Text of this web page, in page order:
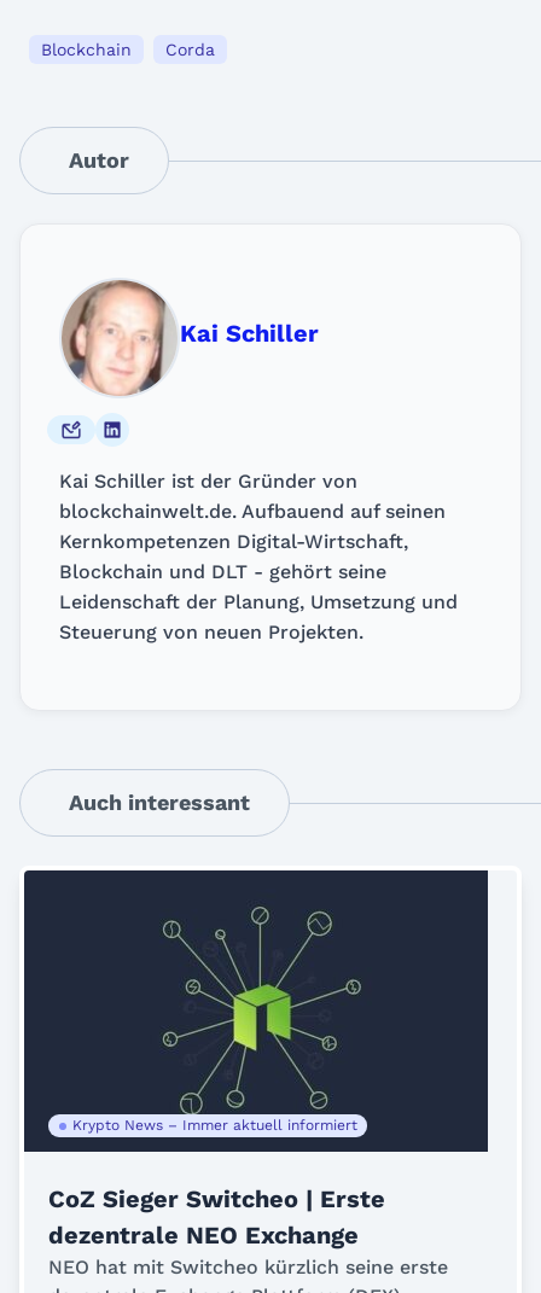
Blockchain Corda
Autor
Kai Schiller
Kai Schiller ist der Gründer von
blockchainwelt.de. Aufbauend auf seinen
Kernkompetenzen Digital-Wirtschaft,
Blockchain und DLT - gehört seine
Leidenschaft der Planung, Umsetzung und
Steuerung von neuen Projekten.
Auch interessant
Krypto News – Immer aktuell informiert
CoZ Sieger Switcheo | Erste
dezentrale NEO Exchange
NEO hat mit Switcheo kürzlich seine erste